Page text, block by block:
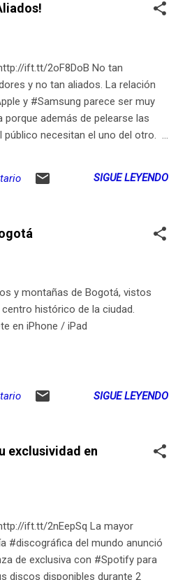
ift.tt/2oF8DoB No tan
y no tan aliados. La relación
y #Samsung parece ser muy
porque además de pelearse las
público necesitan el uno del otro.
que tratarlo bien ¿no? Suscríbete
SIGUE LEYENDO
y montañas de Bogotá, vistos
histórico de la ciudad.
en iPhone / iPad
SIGUE LEYENDO
exclusividad en
ift.tt/2nEepSq La mayor
#discográfica del mundo anunció
de exclusiva con #Spotify para
discos disponibles durante 2